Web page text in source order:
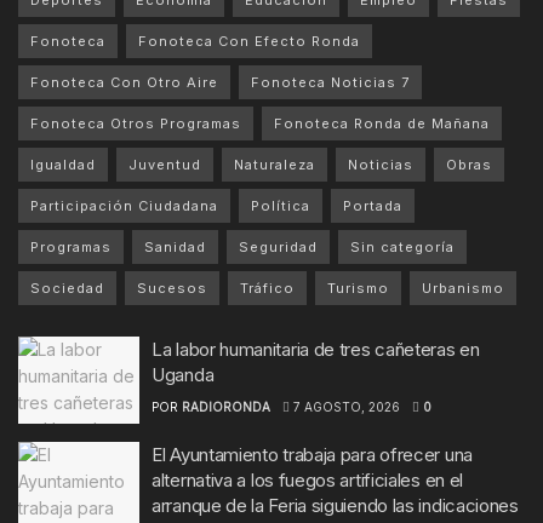
Fonoteca Fonoteca Con Efecto Ronda
Fonoteca Con Otro Aire Fonoteca Noticias 7
Fonoteca Otros Programas Fonoteca Ronda de Mañana
Igualdad Juventud Naturaleza Noticias Obras
Participación Ciudadana Política Portada
Programas Sanidad Seguridad Sin categoría
Sociedad Sucesos Tráfico Turismo Urbanismo
La labor humanitaria de tres cañeteras en
Uganda
POR RADIORONDA 7 AGOSTO, 2026 0
El Ayuntamiento trabaja para ofrecer una
alternativa a los fuegos artificiales en el
arranque de la Feria siguiendo las indicaciones